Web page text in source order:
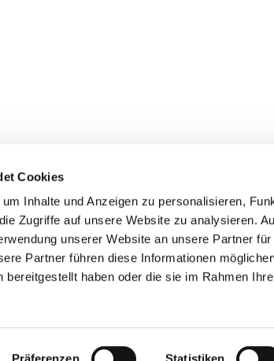
Cookies
Inhalte und Anzeigen zu personalisieren,
Zugriffe auf unsere Website zu analysieren.
unserer Website an unsere Partner
Partner führen diese Informationen
bereitgestellt haben oder die sie im Rahmen
Präferenzen Statistiken
Startseite